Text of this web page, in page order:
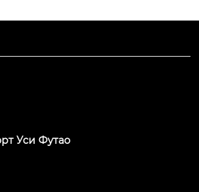
Уси Футао